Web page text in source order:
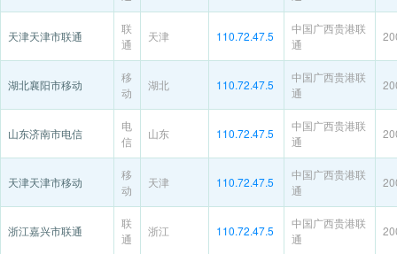
天津天津市联通
联
通
天津 110.72.47.5
中国广西贵港联
通
湖北襄阳市移动
移
动
湖北 110.72.47.5
中国广西贵港联
通
山东济南市电信
电
信
山东 110.72.47.5
中国广西贵港联
通
天津天津市移动
移
动
天津 110.72.47.5
中国广西贵港联
通
浙江嘉兴市联通
联
通
浙江 110.72.47.5
中国广西贵港联
通